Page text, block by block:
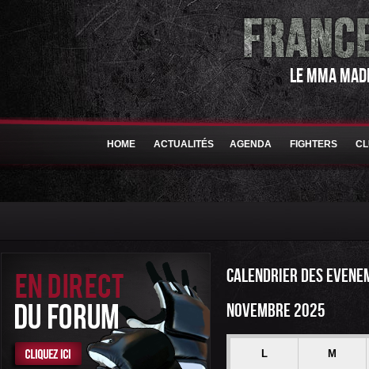
LE MMA
HOME ACTUALITÉS AGENDA FIGHTERS
CALENDRIER DES
NOVEMBRE 2025
L M